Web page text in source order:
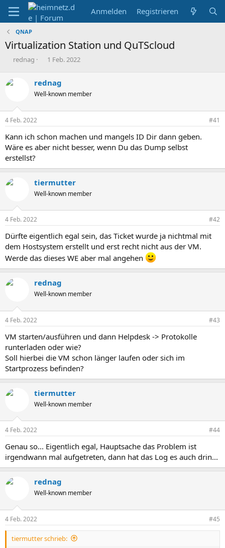
Anmelden Registrieren
QNAP
Virtualization Station und QuTScloud
E
t
l
e
rednag
E
t
e
l
m
1 Feb. 2022
rednag
Well-known member
4 Feb. 2022 #41
Kann ich schon machen und mangels ID Dir dann geben.
Wäre es aber nicht besser, wenn Du das Dump selbst
erstellst?
tiermutter
Well-known member
4 Feb. 2022 #42
Dürfte eigentlich egal sein, das Ticket wurde ja nichtmal mit
dem Hostsystem erstellt und erst recht nicht aus der VM.
Werde das dieses WE aber mal angehen
rednag
Well-known member
4 Feb. 2022 #43
VM starten/ausführen und dann Helpdesk -> Protokolle
runterladen oder wie?
Soll hierbei die VM schon länger laufen oder sich im
Startprozess befinden?
tiermutter
Well-known member
4 Feb. 2022 #44
Genau so... Eigentlich egal, Hauptsache das Problem ist
irgendwann mal aufgetreten, dann hat das Log es auch drin...
rednag
Well-known member
4 Feb. 2022 #45
tiermutter schrieb: